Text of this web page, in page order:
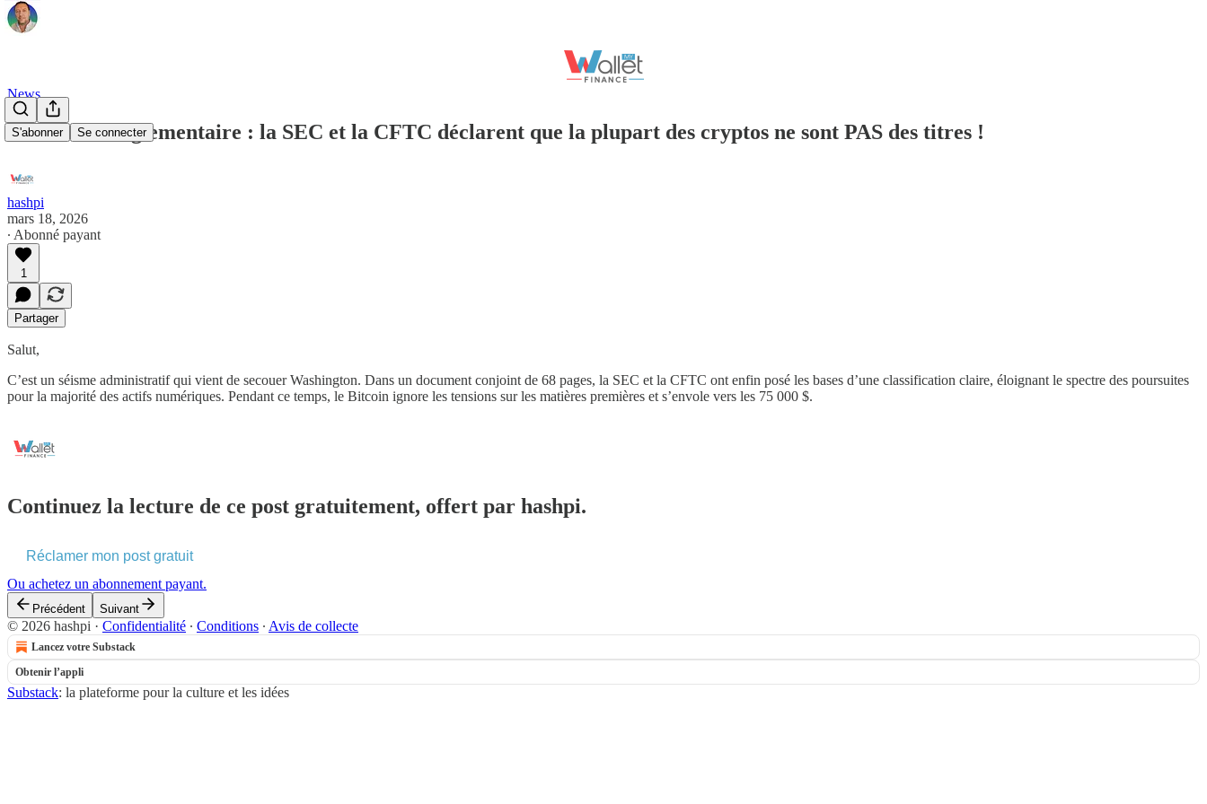
S'abonner Se connecter
News
Libération réglementaire : la SEC et la CFTC déclarent que la plupart des cryptos ne sont PAS des titres !
hashpi
mars 18, 2026
∙ Abonné payant
1
Partager
Salut,
​C’est un séisme administratif qui vient de secouer Washington. Dans un document conjoint de 68 pages, la SEC et la CFTC ont enfin posé les bases d’une classification claire, éloignant le spectre des poursuites
pour la majorité des actifs numériques. Pendant ce temps, le Bitcoin ignore les tensions sur les matières premières et s’envole vers les 75 000 $.
Continuez la lecture de ce post gratuitement, offert par hashpi.
Réclamer mon post gratuit
Ou achetez un abonnement payant.
Précédent Suivant
© 2026 hashpi · Confidentialité ∙ Conditions ∙ Avis de collecte
Lancez votre Substack
Obtenir l’appli
Substack: la plateforme pour la culture et les idées